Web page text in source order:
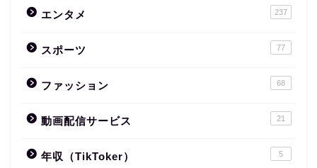
エンタメ 237
スポーツ 77
ファッション 68
動画配信サービス 21
年収（TikToker） 5